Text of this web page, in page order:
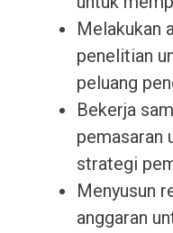
Melakukan
penelitian
peluang
Bekerja
pemasaran
strategi
Menyusun
anggaran